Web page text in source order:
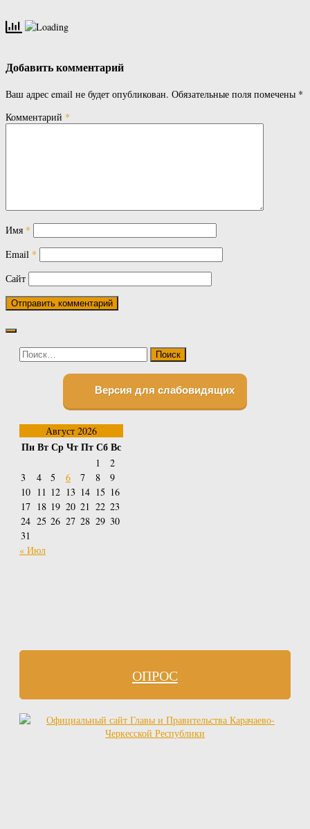
Добавить комментарий
Ваш адрес email не будет опубликован. Обязательные поля помечены *
Комментарий *
Имя *
Email *
Сайт
Найти:
Версия для слабовидящих
Август 2026
ПнВтСрЧтПтСбВс
1
2
3
4 5 6 7 8
9
10 11 12 13 14 15 16
17 18 19 20 21 22 23
24 25 26 27 28 29 30
31
« Июл
ОПРОС